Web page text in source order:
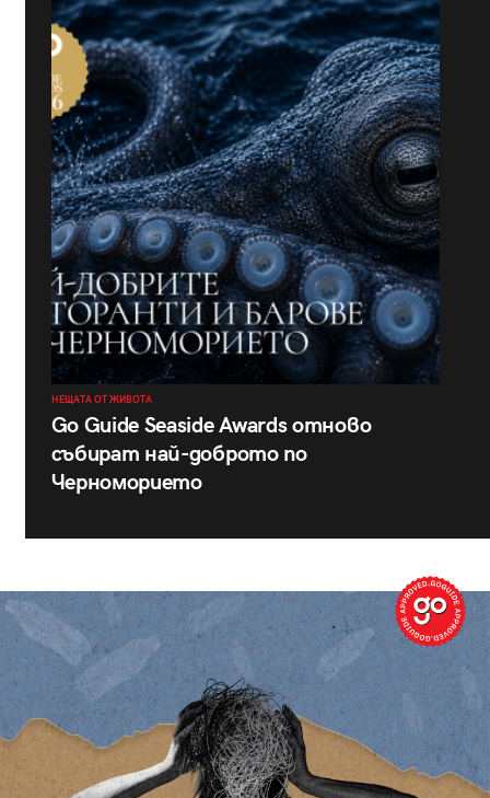
НЕЩАТА ОТ ЖИВОТА
Go Guide Seaside Awards отново
събират най-доброто по
Черноморието